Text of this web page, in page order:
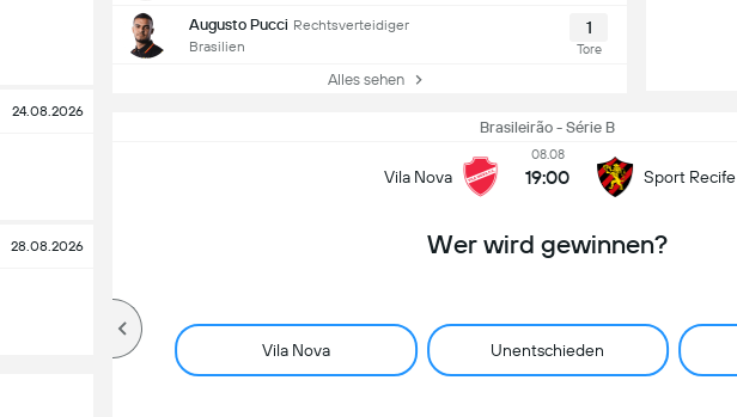
24.08.2026
28.08.2026
Augusto Pucci Rechtsverteidiger
Brasilien
1
Tore
Alles sehen
Brasileirão - Série B
Vila Nova
08.08
19:00 Sport Recife
Wer wird gewinnen?
Vila Nova Unentschieden